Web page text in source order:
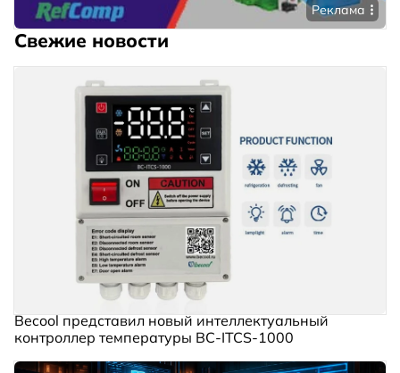
Реклама
Свежие новости
Becool представил новый интеллектуальный
контроллер температуры BC‑ITCS‑1000